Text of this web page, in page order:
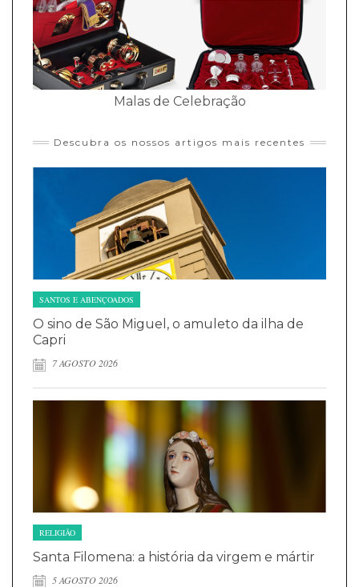
Malas de Celebração
Descubra os nossos artigos mais recentes
SANTOS E ABENÇOADOS
O sino de São Miguel, o amuleto da ilha de
Capri
7 AGOSTO 2026
RELIGIÃO
Santa Filomena: a história da virgem e mártir
5 AGOSTO 2026